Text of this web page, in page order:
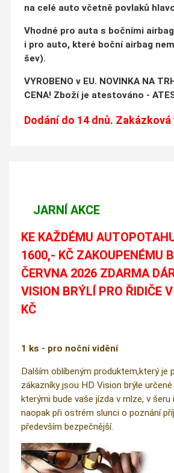
na celé auto včetně povlaků
Vhodné pro auta s bočními
i pro auto, které boční airbag
šev).
VYROBENO v EU. NOVINKA NA
CENA! Zboží je atestováno -
Dodání do 14 dnů. Zakázková
JARNÍ AKCE
KE KAŽDÉMU
1600,- KČ ZAKOUPENÉMU
ČERVNA 2026 ZDARMA
VISION BRÝLÍ PRO ŘIDIČE
KČ
1 ks - pro noční vidění
Dalším oblíbeným produktem,který je
zákazníky jsou HD Vision brýle
kterými bude vaše jízda v mlze, v šeru
naopak při ostrém slunci o poznání
především bezpečnější.